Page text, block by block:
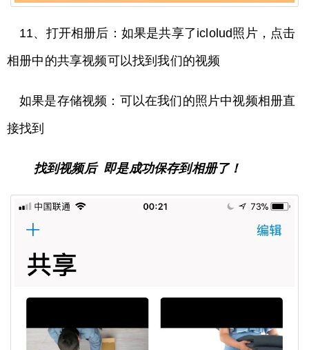
11、打开相册后：如果是共享了iclolud照片，点击
相册中的共享视频可以找到我们的视频
如果是存储视频：可以在我们的照片中视频相册直
接找到
找到视频后 即是成功保存到相册了！